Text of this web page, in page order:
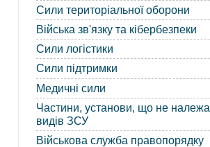
Сили територіальної оборони
Війська зв'язку та кібербезпеки
Сили логістики
Сили підтримки
Медичні сили
Частини, установи, що не
видів ЗСУ
Військова служба правопорядку